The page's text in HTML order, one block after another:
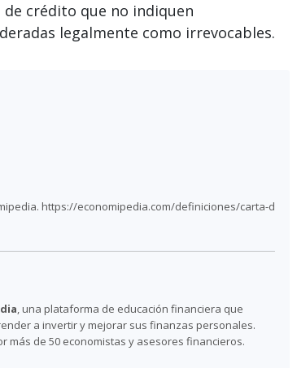
de crédito que no indiquen
legalmente como irrevocables.
https://economipedia.com/definiciones/carta-d
, una plataforma de educación financiera que
a invertir y mejorar sus finanzas personales.
más de 50 economistas y asesores financieros.